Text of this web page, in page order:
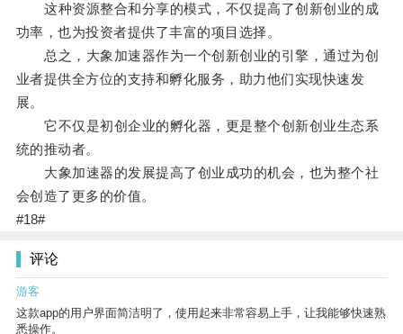
这种资源整合和分享的模式，不仅提高了创新创业的成
功率，也为投资者提供了丰富的项目选择。
总之，大象加速器作为一个创新创业的引擎，通过为创
业者提供全方位的支持和孵化服务，助力他们实现快速发
展。
它不仅是初创企业的孵化器，更是整个创新创业生态系
统的推动者。
大象加速器的发展提高了创业成功的机会，也为整个社
会创造了更多的价值。
#18#
评论
游客
这款app的用户界面简洁明了，使用起来非常容易上手，让我能够快速熟
悉操作。